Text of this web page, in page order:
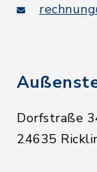
Dorfstraße
24635